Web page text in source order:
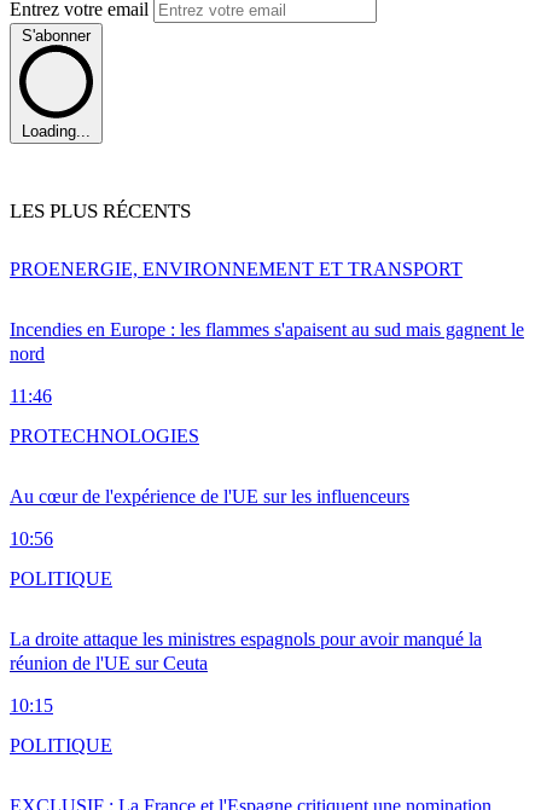
Entrez votre email
S'abonner
Loading...
LES PLUS RÉCENTS
Incendies en Europe : les flammes s'apaisent au sud mais gagnent le
nord
11:46
PROENERGIE, ENVIRONNEMENT ET TRANSPORT
Au cœur de l'expérience de l'UE sur les influenceurs
10:56
PROTECHNOLOGIES
La droite attaque les ministres espagnols pour avoir manqué la
réunion de l'UE sur Ceuta
10:15
POLITIQUE
POLITIQUE